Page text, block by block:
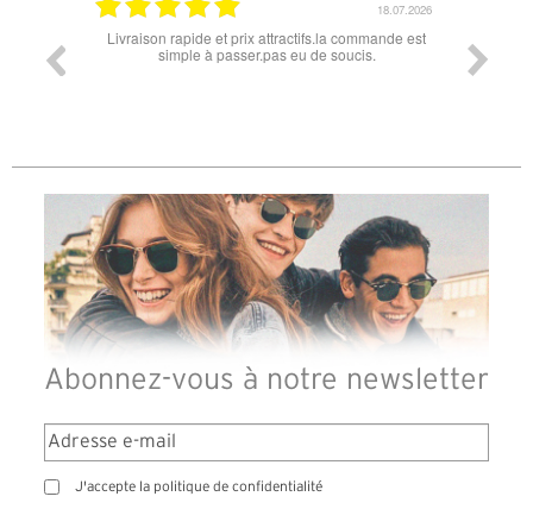
18.07.2026
Livraison rapide et prix attractifs.la commande est
simple à passer.pas eu de soucis.
Abonnez-vous à notre newsletter
J'accepte la politique de confidentialité